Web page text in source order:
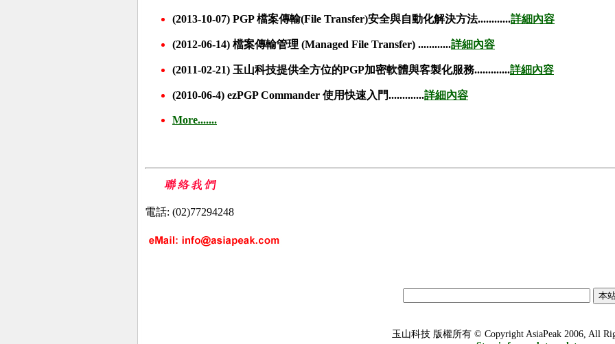
(2013-10-07) PGP檔案傳輸(File Transfer)安全與自動化解決方法............詳細內容
(2012-06-14) 檔案傳輸管理 (Managed File Transfer) ............詳細內容
(2011-02-21) 玉山科技提供全方位的PGP加密軟體與客製化服務.............詳細內容
(2010-06-4) ezPGP Commander 使用快速入門.............詳細內容
More.......
電話: (02)77294248
玉山科技 版權所有 © Copyright AsiaPeak 2006, All